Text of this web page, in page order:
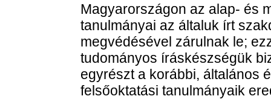
Magyarországon az alap- és
tanulmányai az általuk írt
megvédésével zárulnak le;
tudományos íráskészségük
egyrészt a korábbi, általános
felsőoktatási tanulmányaik